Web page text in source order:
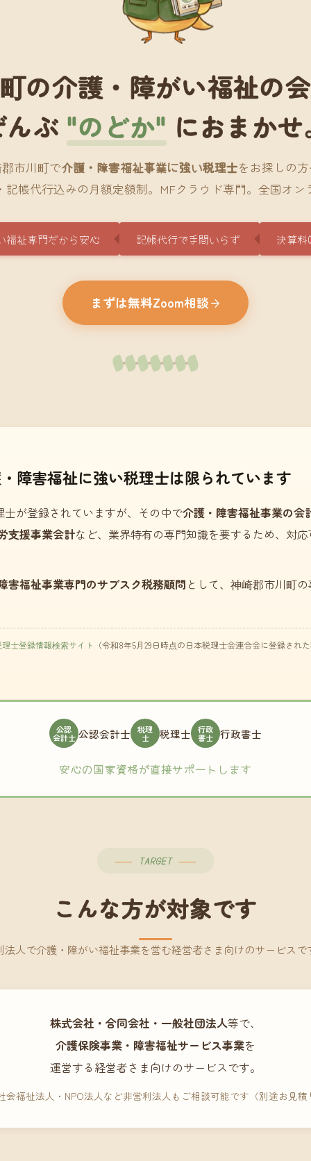
の介護・障がい福祉の会
ぶ "のどか" におまかせ
市川町で介護・障害福祉事業に強い税理士をお探しの方
記帳代行込みの月額定額制。MFクラウド専門。全国オン
福祉専門だから安心 記帳代行で手間いらず 決算料
まずは無料Zoom相談
障害福祉に強い税理士は限られています
士が登録されていますが、その中で介護・障害福祉事業の会
支援事業会計など、業界特有の専門知識を要するため、対
害福祉事業専門のサブスク税務顧問 として、神崎郡市川町
士登録情報検索サイト （令和8年5月29日時点の日本税理士会連合会に登録され
公認
会計士 公認会計士 税理
士 税理士 行政
書士 行政書士
安心の国家資格が直接サポートします
TARGET
こんな方が対象です
法人で介護・障がい福祉事業を営む経営者さま向けのサービスで
株式会社・合同会社・一般社団法人等で、
介護保険事業・障害福祉サービス事業を
運営する経営者さま向けのサービスです。
福祉法人・NPO法人など非営利法人もご相談可能です（別途お見積